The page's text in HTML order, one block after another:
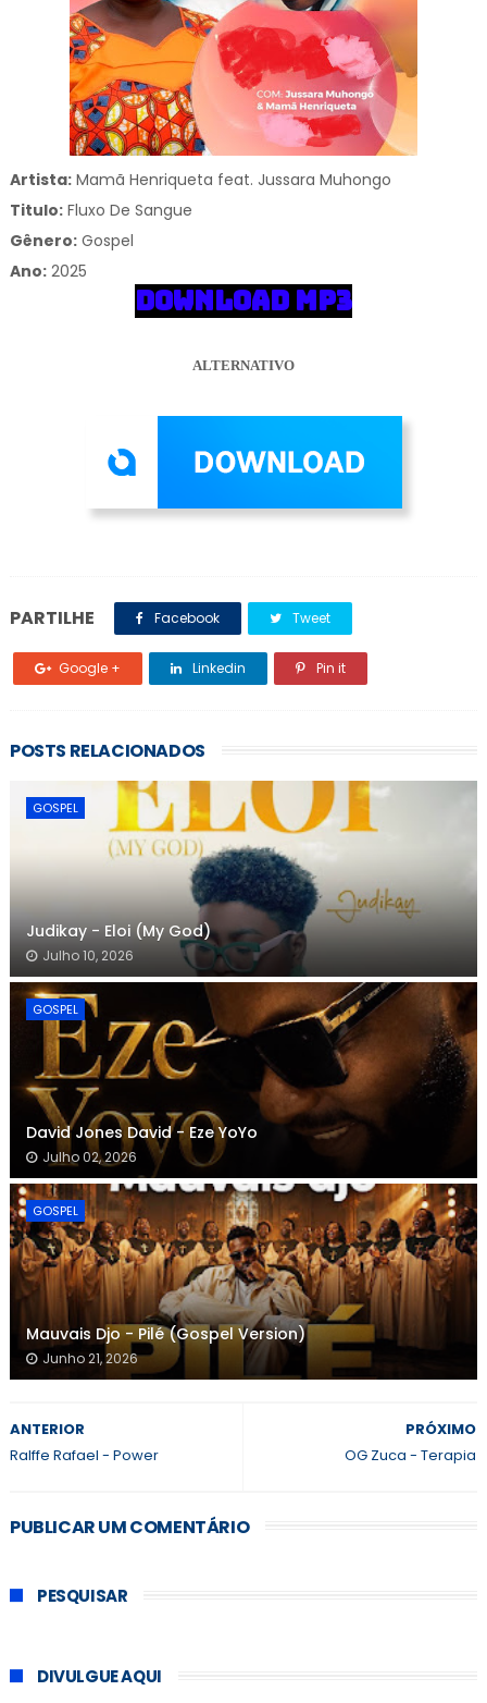
Artista:Mamã Henriqueta feat. Jussara Muhongo
Titulo:Fluxo De Sangue
Gênero: Gospel
Ano:2025
DOWNLOAD MP3
ALTERNATIVO
PARTILHE Facebook Tweet
Google + Linkedin Pin it
POSTS RELACIONADOS
GOSPEL
Judikay - Eloi (My God)
Julho 10, 2026
GOSPEL
David Jones David - Eze YoYo
Julho 02, 2026
GOSPEL
Mauvais Djo - Pilé (Gospel Version)
Junho 21, 2026
PRÓXIMO
OG Zuca - Terapia
ANTERIOR
Ralffe Rafael - Power
PUBLICAR UM COMENTÁRIO
PESQUISAR
DIVULGUE AQUI